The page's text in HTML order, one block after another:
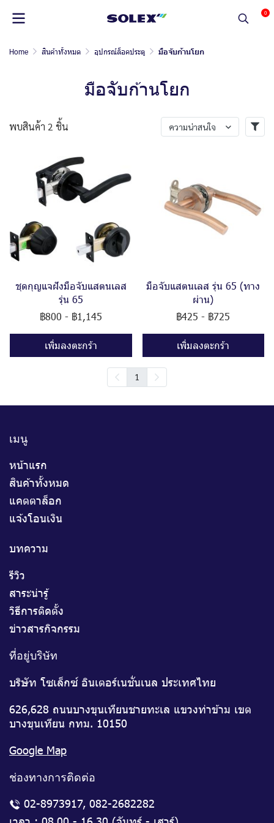
0
Home สินค้าทั้งหมด อุปกรณ์ล็อคประตู มือจับก้านโยก
มือจับก้านโยก
พบสินค้า 2 ชิ้น ความน่าสนใจ
ชุดกุญแจฝังมือจับแสตนเลส
รุ่น 65
฿800 - ฿1,145
เพิ่มลงตะกร้า
มือจับแสตนเลส รุ่น 65 (ทาง
ผ่าน)
฿425 - ฿725
เพิ่มลงตะกร้า
1
เมนู
หน้าแรก
สินค้าทั้งหมด
แคตตาล็อก
แจ้งโอนเงิน
บทความ
รีวิว
สาระน่ารู้
วิธีการติดตั้ง
ข่าวสารกิจกรรม
ที่อยู่บริษัท
บริษัท โซเล็กซ์ อินเตอร์เนชั่นเนล ประเทศไทย
626,628 ถนนบางขุนเทียนชายทะเล แขวงท่าข้าม เขต
บางขุนเทียน กทม. 10150
Google Map
ช่องทางการติดต่อ
02-8973917, 082-2682282